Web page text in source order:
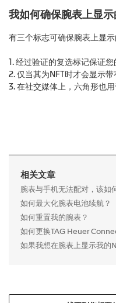
我如何确保腕表上显示
有三个标志可确保腕表上显示
1. 经过验证的复选标记保证
2. 仅当其为NFT时才会显示
3. 在社交媒体上，六角形也用
相关文章
腕表与手机无法配对，该如
如何最大化腕表电池续航？
如何重置我的腕表？
如何更换TAG Heuer
如果我想在腕表上显示我的